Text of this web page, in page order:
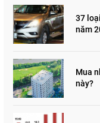
37
năm
Mua
này?